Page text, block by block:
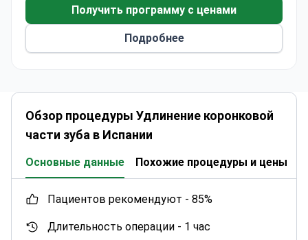
коронки зуба от $282.
В штате работают специалисты по
пародонтологии, гигиене полости рта и
логопедии.
На месте доступны англоговорящие и
Получить программу с ценами
Подробнее
Обзор процедуры Удлинение коронковой
части зуба в Испании
Основные данные Похожие процедуры и цены
пациентов рекомендуют - 85%
Длительность операции - 1 час